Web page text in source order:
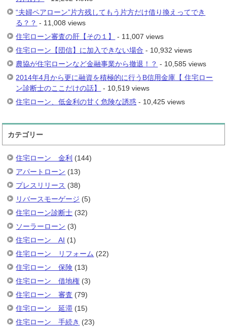
“夫婦ペアローン”片方残してもう片方だけ借り換えってでき
る？？ - 11,008 views
住宅ローン審査の肝【その１】
- 11,007 views
住宅ローン【団信】に加入できない場合 - 10,932 views
農協が住宅ローンなど金融事業から撤退！？ - 10,585 views
2014年4月から更に融資を積極的に行うB信用金庫【 住宅ロー
ン診断士のここだけの話】
- 10,519 views
住宅ローン、低金利の甘く危険な誘惑 - 10,425 views
カテゴリー
住宅ローン 金利 (144)
アパートローン (13)
プレスリリース (38)
リバースモーゲージ (5)
住宅ローン診断士 (32)
ソーラーローン (3)
住宅ローン AI (1)
住宅ローン リフォーム (22)
住宅ローン 保険 (13)
住宅ローン 借地権 (3)
住宅ローン 審査 (79)
住宅ローン 延滞 (15)
住宅ローン 手続き (23)